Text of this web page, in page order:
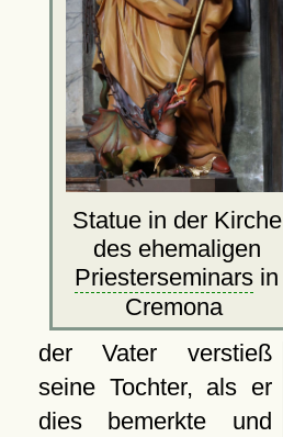
Statue in der Kirche
des ehemaligen
Priesterseminars in
Cremona
der Vater verstieß
seine Tochter, als er
dies bemerkte und